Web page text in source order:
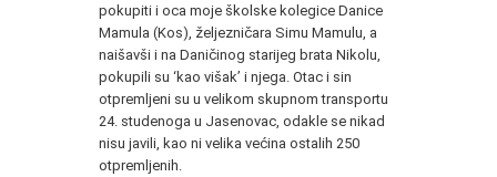
pokupiti i oca moje školske kolegice Danice
Mamula (Kos), željezničara Simu Mamulu, a
naišavši i na Daničinog starijeg brata Nikolu,
pokupili su ‘kao višak’ i njega. Otac i sin
otpremljeni su u velikom skupnom transportu
24. studenoga u Jasenovac, odakle se nikad
nisu javili, kao ni velika većina ostalih 250
otpremljenih.